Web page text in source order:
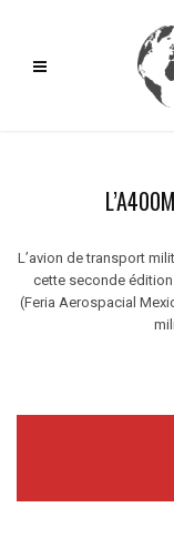
L’avion de transport
cette seconde édition
(Feria Aerospacial